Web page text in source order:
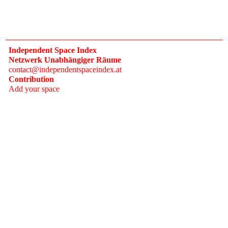
Independent Space Index
Netzwerk Unabhängiger Räume
contact@independentspaceindex.at
Contribution
Add your space